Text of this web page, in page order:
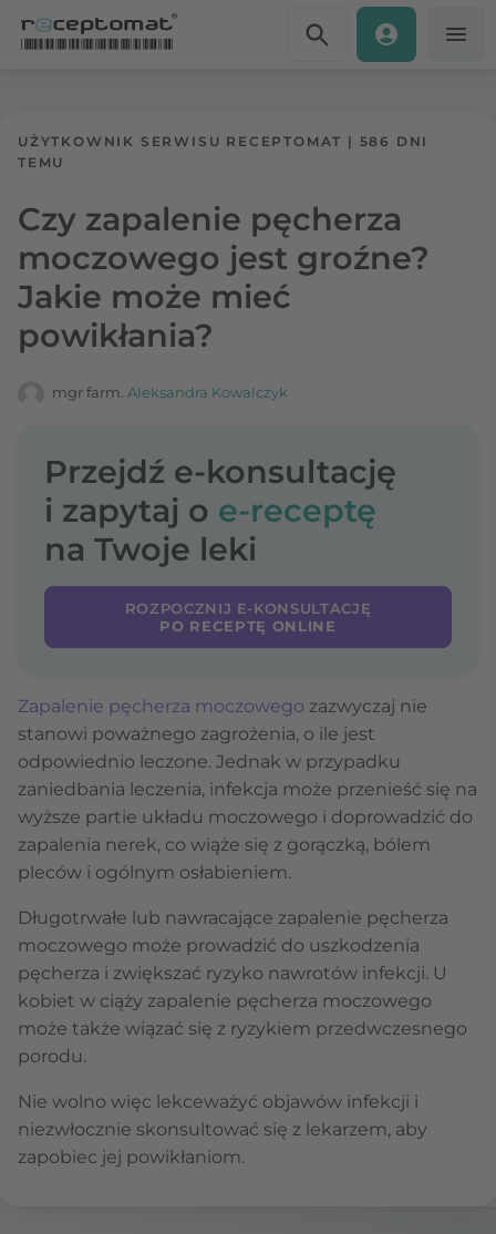
UŻYTKOWNIK SERWISU RECEPTOMAT | 586 DNI
TEMU
Czy zapalenie pęcherza
moczowego jest groźne?
Jakie może mieć
powikłania?
mgr farm. Aleksandra Kowalczyk
Przejdź e-konsultację
i zapytaj o e-receptę
na Twoje leki
ROZPOCZNIJ E-KONSULTACJĘ
PO RECEPTĘ ONLINE
Zapalenie pęcherza moczowego zazwyczaj nie
stanowi poważnego zagrożenia, o ile jest
odpowiednio leczone. Jednak w przypadku
zaniedbania leczenia, infekcja może przenieść się na
wyższe partie układu moczowego i doprowadzić do
zapalenia nerek, co wiąże się z gorączką, bólem
pleców i ogólnym osłabieniem.
Długotrwałe lub nawracające zapalenie pęcherza
moczowego może prowadzić do uszkodzenia
pęcherza i zwiększać ryzyko nawrotów infekcji. U
kobiet w ciąży zapalenie pęcherza moczowego
może także wiązać się z ryzykiem przedwczesnego
porodu.
Nie wolno więc lekceważyć objawów infekcji i
niezwłocznie skonsultować się z lekarzem, aby
zapobiec jej powikłaniom.